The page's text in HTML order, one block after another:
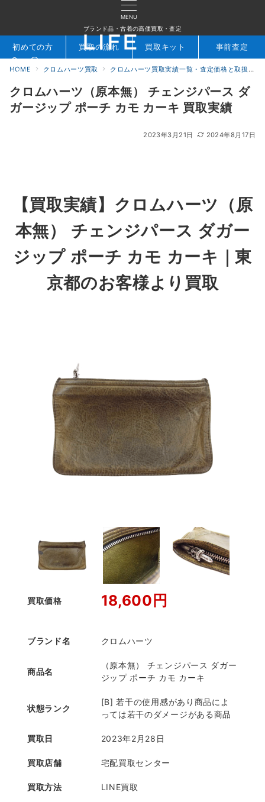
MENU
ブランド品・古着の高価買取・査定
検索 お問合せ
初めての方 買取の流れ 買取キット 事前査定
HOME クロムハーツ買取 クロムハーツ買取実績一覧・査定価格と取扱アイテムを公開｜ブランド買取専門店LIFE
クロムハーツ（原本無） チェンジパース ダ
ガージップ ポーチ カモ カーキ 買取実績
2023年3月21日 2024年8月17日
【買取実績】クロムハーツ（原
本無） チェンジパース ダガー
ジップ ポーチ カモ カーキ｜東
京都のお客様より買取
買取価格 18,600円
ブランド名 クロムハーツ
商品名
（原本無） チェンジパース ダガー
ジップ ポーチ カモ カーキ
状態ランク
[B] 若干の使用感があり商品によ
っては若干のダメージがある商品
買取日 2023年2月28日
買取店舗 宅配買取センター
買取方法 LINE買取